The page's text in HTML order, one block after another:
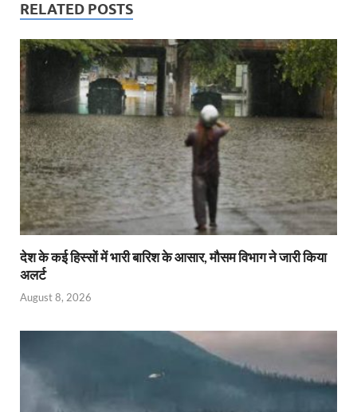
RELATED POSTS
देश के कई हिस्सों में भारी बारिश के आसार, मौसम विभाग ने जारी किया
अलर्ट
August 8, 2026